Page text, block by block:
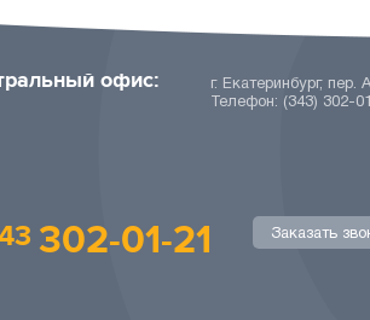
офис:
г. Екатеринбург,
Телефон: (343) 302-
302-01-21 Заказать